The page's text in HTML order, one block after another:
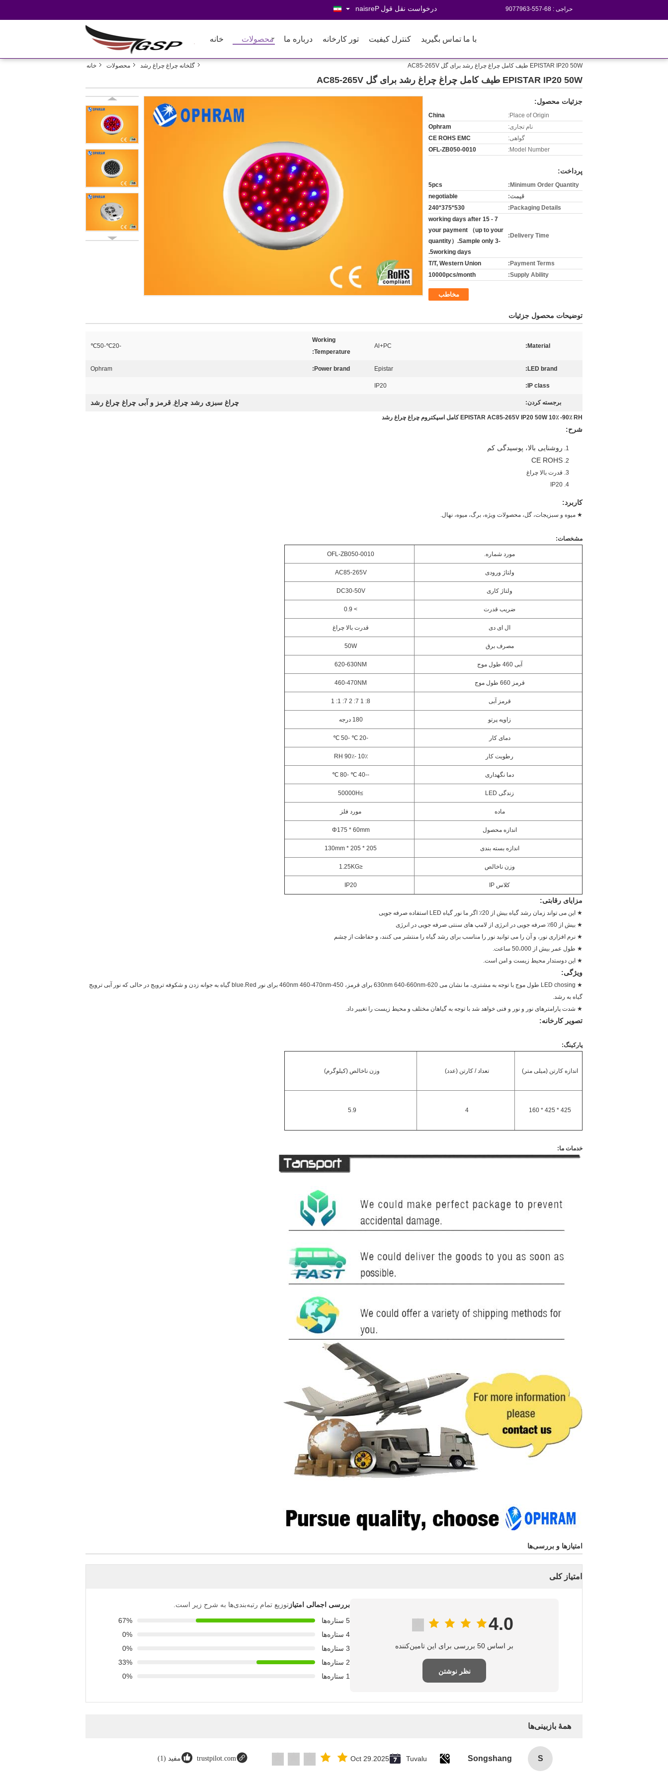
حراجی : 86-755-3697709 درخواست نقل قول Persian
خانه محصولات درباره ما تور کارخانه کنترل کیفیت با ما تماس بگیرید
خانه محصولات گلخانه چراغ چراغ رشد EPISTAR IP20 50W طیف کامل چراغ چراغ رشد برای گل AC85-265V
EPISTAR IP20 50W طیف کامل چراغ چراغ رشد برای گل AC85-265V
جزئیات محصول:
Place of Origin:
China
نام تجاری:
Ophram
گواهی:
CE ROHS EMC
Model Number:
OFL-ZB050-0010
پرداخت:
Minimum Order Quantity:
5pcs
قیمت:
negotiable
Packaging Details:
530*375*240
Delivery Time:
7 - 15 working days after
your payment （up to your
quantity）.Sample only 3-
5working days.
Payment Terms:
T/T, Western Union
Supply Ability:
10000pcs/month
مخاطب
توضیحات محصول جزئیات
Material:
Al+PC
Working
Temperature:
-20℃-50℃
LED brand:
Epistar
Power brand:
Ophram
IP class:
IP20
برجسته کردن: چراغ سبزی رشد چراغ, قرمز و آبی چراغ چراغ رشد
EPISTAR AC85-265V IP20 50W 10٪ -90٪ RH کامل اسپکتروم چراغ چراغ رشد
شرح:
روشنایی بالا، پوسیدگی کم
CE ROHS
قدرت بالا چراغ
IP20
کاربرد:
★ میوه و سبزیجات، گل، محصولات ویژه، برگ، میوه، نهال.
مشخصات:
مورد شماره. OFL-ZB050-0010
ولتاژ ورودی AC85-265V
ولتاژ کاری DC30-50V
ضریب قدرت > 0.9
ال ای دی قدرت بالا چراغ
مصرف برق 50W
آبی 460 طول موج 620-630NM
قرمز 660 طول موج 460-470NM
قرمز آبی 8: 1 7: 2 7: 1: 1
زاویه پرتو 180 درجه
دمای کار -20 ℃ -50 ℃
رطوبت کار 10٪ -90٪ RH
دما نگهداری --40 ℃ -80 ℃
زندگی LED ≥50000H
ماده مورد فلز
اندازه محصول Φ175 * 60mm
اندازه بسته بندی 205 * 205 * 130mm
وزن ناخالص ≤1.25KG
کلاس IP IP20
مزایای رقابتی:
★ این می تواند زمان رشد گیاه بیش از 20٪ اگر ما نور گیاه LED استفاده صرفه جویی
★ بیش از 60٪ صرفه جویی در انرژی از لامپ های سنتی صرفه جویی در انرژی
★ نرم افزاری نور، و آن را می توانید نور را مناسب برای رشد گیاه را منتشر می کنند، و حفاظت از چشم
★ طول عمر بیش از 50،000 ساعت.
★ این دوستدار محیط زیست و امن است.
ویژگی:
★ LED chosing طول موج با توجه به مشتری، ما نشان می 620-630nm 640-660nm برای قرمز، 450-460nm 460-470nm برای نور blue.Red گیاه به جوانه زدن و شکوفه ترویج در حالی که نور آبی ترویج
گیاه به رشد.
★ شدت پارامترهای نور و نور و فنی خواهد شد با توجه به گیاهان مختلف و محیط زیست را تغییر داد.
تصویر کارخانه:
پارکینگ:
اندازه کارتن (میلی متر) تعداد / کارتن (عدد) وزن ناخالص (کیلوگرم)
425 * 425 * 160
4
5.9
خدمات ما:
امتیازها و بررسی‌ها
امتیاز کلی
4.0
بر اساس 50 بررسی برای این تامین‌کننده
نظر نوشتن
بررسی اجمالی امتیاز توزیع تمام رتبه‌بندی‌ها به شرح زیر است.
5 ستاره‌ها
67%
4 ستاره‌ها
0%
3 ستاره‌ها
0%
2 ستاره‌ها
33%
1 ستاره‌ها
0%
همهٔ بازبینی‌ها
S
Songshang
Tuvalu
Oct 29.2025
trustpilot.com مفید (1)